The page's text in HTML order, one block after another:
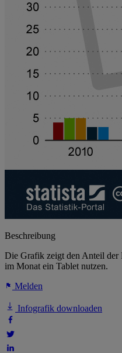
Beschreibung
Die Grafik zeigt den Anteil der
im Monat ein Tablet nutzen.
Melden
Infografik downloaden